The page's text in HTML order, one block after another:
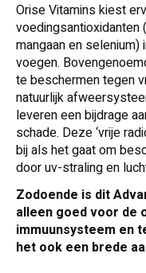
Orise Vitamins kiest
mangaan en
voegen.
te beschermen tegen
natuurlijk
leveren een bijdrage
schade. Deze ‘vrije
bij als het gaat om
door uv-straling en
Zodoende is dit
alleen goed voor de
immuunsysteem en
het ook een brede